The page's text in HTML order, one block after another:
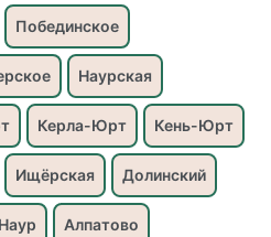
Побединское
Наурская
Керла-Юрт Кень-Юрт
Ищёрская Долинский
Алпатово